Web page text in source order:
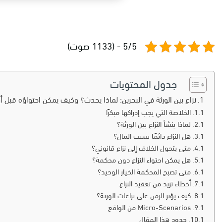
5/5 - (1133 صوت)
جدول المحتويات
نزاع بين الورثة في البحرين: لماذا يحدث؟ وكيف يمكن احتواؤه قبل
الخلاصة التي يجب إدراكها مبكرًا
لماذا ينشأ النزاع بين الورثة؟
هل النزاع دائمًا بسبب المال؟
متى يتحول الخلاف إلى نزاع قانوني؟
هل يمكن احتواء النزاع دون محكمة؟
متى تصبح المحكمة الخيار الوحيد؟
أخطاء تزيد من تعقيد النزاع
كيف يؤثر الزمن على نزاعات الورثة؟
Micro-Scenarios من الواقع
حدود هذا المقال